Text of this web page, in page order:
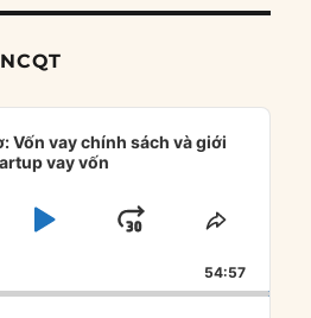
Vốn vay chính sách và giới
vay vốn
PLAYJUMP
FORWARD
SHARE
54:57